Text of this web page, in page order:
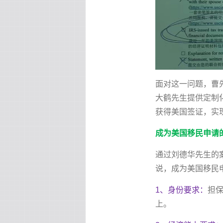
面对这一问题，曹
大鹤先生提供定制
获得美国签证，实
成为美国移民申请
通过刘德华先生的
说，成为美国移民
1、身份要求： 担
上。